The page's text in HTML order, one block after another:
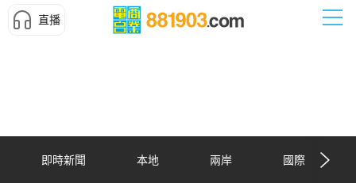
直播
即時新聞 本地 兩岸 國際